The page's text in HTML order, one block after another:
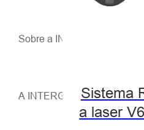
Sistema
a laser
Sobre a INTERGEO
A INTERGEO, que consiste